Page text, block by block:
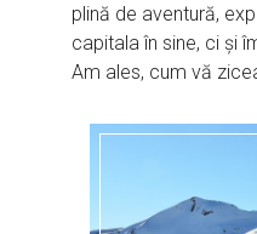
plină de aventură,
capitala în sine, ci și
Am ales, cum vă